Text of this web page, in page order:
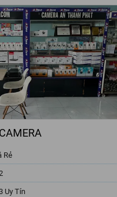
Rẻ
Uy Tín